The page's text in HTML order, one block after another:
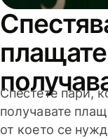
Спестете пари,
получавате
от което се